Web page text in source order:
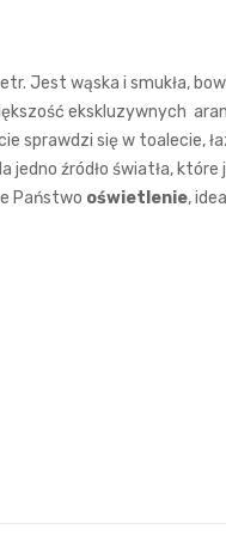
Jest wąska i smukła,
ekskluzywnych
sprawdzi się w toalecie,
źródło światła,
Państwo oświetlenie,